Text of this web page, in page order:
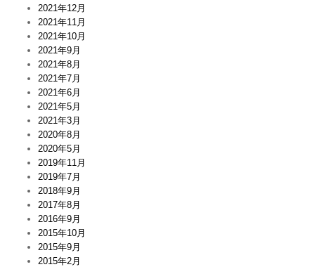
2021年12月
2021年11月
2021年10月
2021年9月
2021年8月
2021年7月
2021年6月
2021年5月
2021年3月
2020年8月
2020年5月
2019年11月
2019年7月
2018年9月
2017年8月
2016年9月
2015年10月
2015年9月
2015年2月